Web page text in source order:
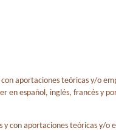
aportaciones teóricas y/o
en español, inglés, francés y
con aportaciones teóricas y/o